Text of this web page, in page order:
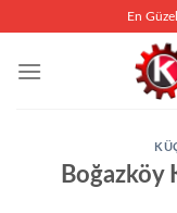
En
Boğazköy